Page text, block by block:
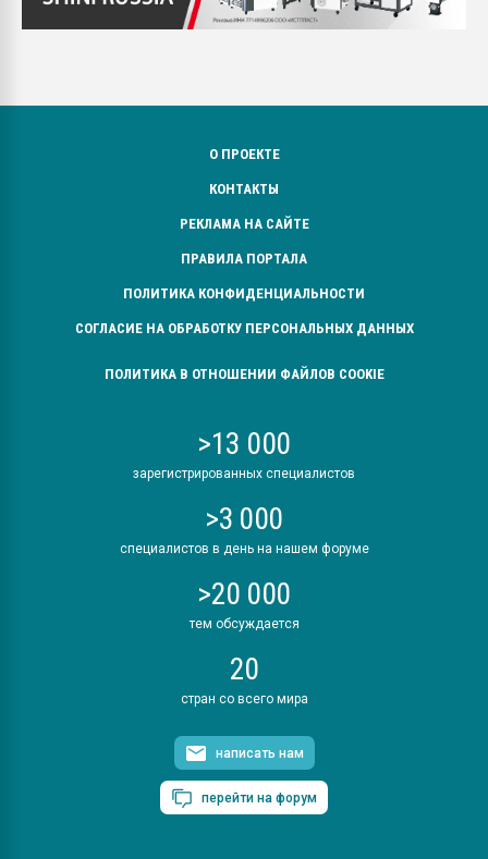
О ПРОЕКТЕ
КОНТАКТЫ
РЕКЛАМА НА САЙТЕ
ПРАВИЛА ПОРТАЛА
ПОЛИТИКА КОНФИДЕНЦИАЛЬНОСТИ
СОГЛАСИЕ НА ОБРАБОТКУ ПЕРСОНАЛЬНЫХ ДАННЫХ
ПОЛИТИКА В ОТНОШЕНИИ ФАЙЛОВ COOKIE
>13 000
зарегистрированных специалистов
>3 000
специалистов в день на нашем форуме
>20 000
тем обсуждается
20
стран со всего мира
написать нам
перейти на форум